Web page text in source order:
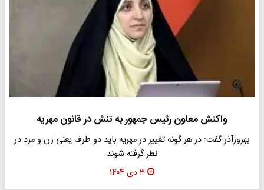
واکنش معاون رئیس جمهور به تنش در قانون مهریه
بهروزآذر گفت: در هر گونه تغییر در مهریه باید دو طرف یعنی زن و مرد در
نظر گرفته شوند
۳ دی ۱۴۰۴